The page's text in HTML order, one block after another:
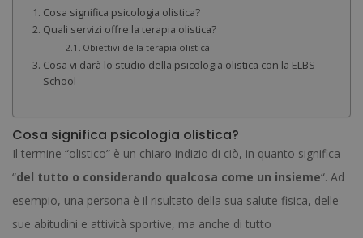
Cosa significa psicologia olistica?
Quali servizi offre la terapia olistica?
Obiettivi della terapia olistica
Cosa vi darà lo studio della psicologia olistica con la ELBS
School
Cosa significa psicologia olistica?
Il termine “olistico” è un chiaro indizio di ciò, in quanto significa
“del tutto o considerando qualcosa come un insieme“. Ad
esempio, una persona è il risultato della sua salute fisica, delle
sue abitudini e attività sportive, ma anche di tutto